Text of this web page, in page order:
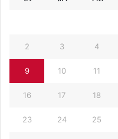
2 3 4
9 10 11
16 17 18
23 24 25